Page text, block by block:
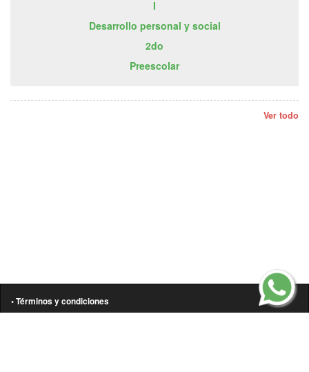
I
Desarrollo personal y social
2do
Preescolar
Ver todo
• Términos y condiciones